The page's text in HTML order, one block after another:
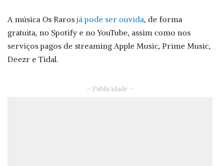
A música Os Rarosjá pode ser ouvida, de forma
gratuita, no Spotify e no YouTube, assim como nos
serviços pagos de streaming Apple Music, Prime Music,
Deezr e Tidal.
– Publicidade –